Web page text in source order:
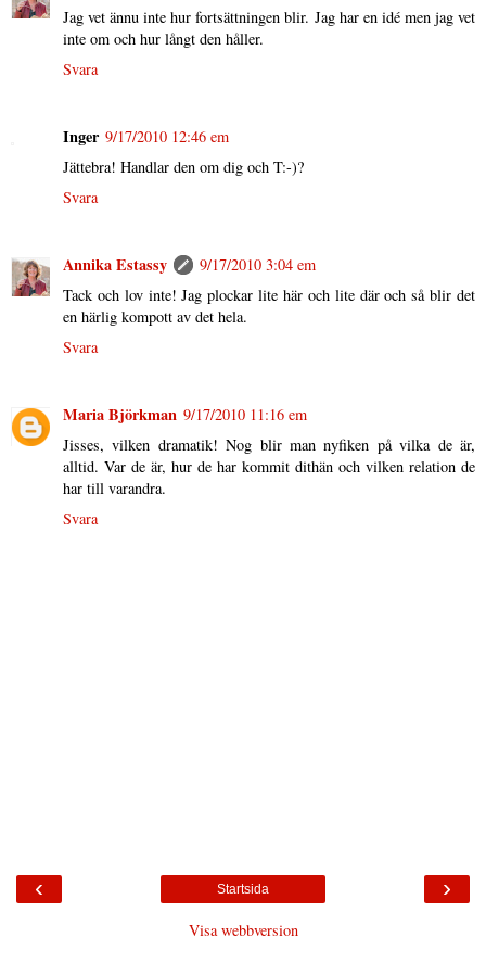
Jag vet ännu inte hur fortsättningen blir. Jag har en idé men jag vet
inte om och hur långt den håller.
Svara
Inger 9/17/2010 12:46 em
Jättebra! Handlar den om dig och T:-)?
Svara
Annika Estassy
9/17/2010 3:04 em
Tack och lov inte! Jag plockar lite här och lite där och så blir det
en härlig kompott av det hela.
Svara
Maria Björkman 9/17/2010 11:16 em
Jisses, vilken dramatik! Nog blir man nyfiken på vilka de är,
alltid. Var de är, hur de har kommit dithän och vilken relation de
har till varandra.
Svara
‹ ›
Startsida
Visa webbversion